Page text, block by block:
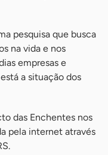
pesquisa que busca
na vida e nos
empresas e
a situação dos
das Enchentes nos
pela internet através